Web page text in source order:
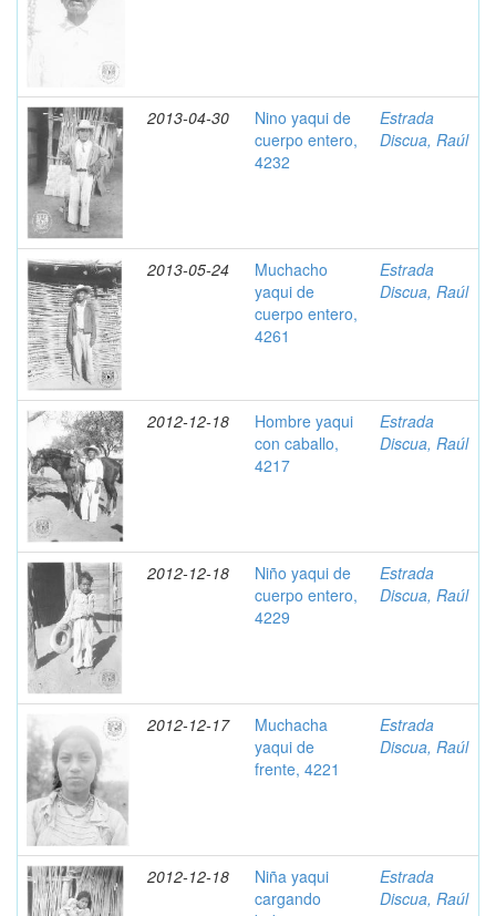
2013-04-30
Nino yaqui de
cuerpo entero,
4232
Estrada
Discua, Raúl
2013-05-24
Muchacho
yaqui de
cuerpo entero,
4261
Estrada
Discua, Raúl
2012-12-18
Hombre yaqui
con caballo,
4217
Estrada
Discua, Raúl
2012-12-18
Niño yaqui de
cuerpo entero,
4229
Estrada
Discua, Raúl
2012-12-17
Muchacha
yaqui de
frente, 4221
Estrada
Discua, Raúl
2012-12-18
Niña yaqui
cargando
Estrada
Discua, Raúl